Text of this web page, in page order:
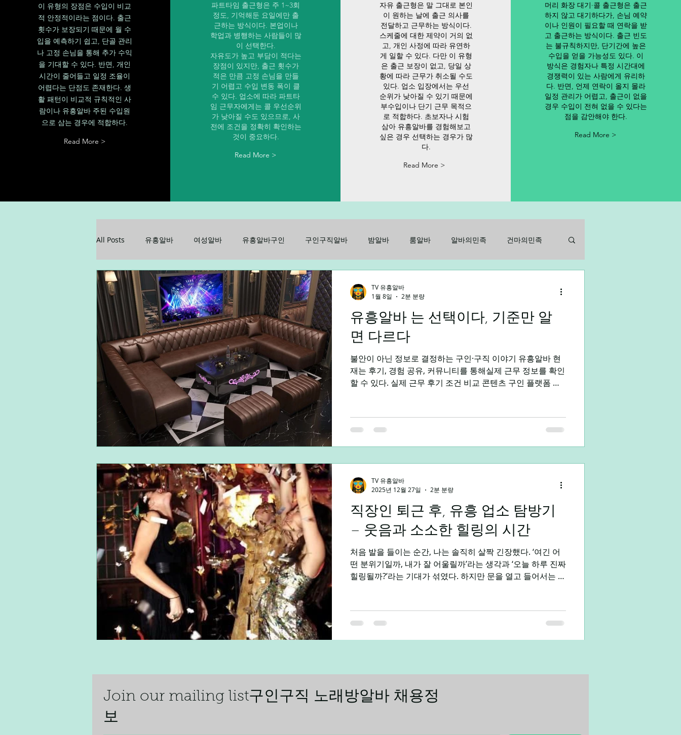
이 유형의 장점은 수입이 비교
적 안정적이라는 점이다. 출근
횟수가 보장되기 때문에 월 수
입을 예측하기 쉽고, 단골 관리
나 고정 손님을 통해 추가 수익
을 기대할 수 있다. 반면, 개인
시간이 줄어들고 일정 조율이
어렵다는 단점도 존재한다. 생
활 패턴이 비교적 규칙적인 사
람이나 유흥알바 주된 수입원
으로 삼는 경우에 적합하다.
Read More >
파트타임 출근형은 주 1~3회
정도, 기억해둔 요일에만 출
근하는 방식이다. 본업이나
학업과 병행하는 사람들이 많
이 선택한다.
자유도가 높고 부담이 적다는
장점이 있지만, 출근 횟수가
적은 만큼 고정 손님을 만들
기 어렵고 수입 변동 폭이 클
수 있다. 업소에 따라 파트타
임 근무자에게는 콜 우선순위
가 낮아질 수도 있으므로, 사
전에 조건을 정확히 확인하는
것이 중요하다.
Read More >
자유 출근형은 말 그대로 본인
이 원하는 날에 출근 의사를
전달하고 근무하는 방식이다.
스케줄에 대한 제약이 거의 없
고, 개인 사정에 따라 유연하
게 일할 수 있다. 다만 이 유형
은 출근 보장이 없고, 당일 상
황에 따라 근무가 취소될 수도
있다. 업소 입장에서는 우선
순위가 낮아질 수 있기 때문에
부수입이나 단기 근무 목적으
로 적합하다. 초보자나 시험
삼아 유흥알바를 경험해보고
싶은 경우 선택하는 경우가 많
다.
Read More >
머리 화장 대기·콜 출근형은 출근
하지 않고 대기하다가, 손님 예약
이나 인원이 필요할 때 연락을 받
고 출근하는 방식이다. 출근 빈도
는 불규칙하지만, 단기간에 높은
수입을 얻을 가능성도 있다. 이
방식은 경험자나 특정 시간대에
경쟁력이 있는 사람에게 유리하
다. 반면, 언제 연락이 올지 몰라
일정 관리가 어렵고, 출근이 없을
경우 수입이 전혀 없을 수 있다는
점을 감안해야 한다.
Read More >
All Posts 유흥알바 여성알바 유흥알바구인 구인구직알바 밤알바 룸알바 알바의민족 건마의민족
꿀알바 업소알바 업소구인 노래방알바 주점알바
단기알바 장기알바 주말알바 야간알바 주간알바 평일알바 학생알바 대학생알바 직장인부업
재택알바 알바플랫폼 제주알바 광주알바
유흥알바 는 선택이다, 기준만 알
면 다르다
불안이 아닌 정보로 결정하는 구인·구직 이야기 유흥알바 현
재는 후기, 경험 공유, 커뮤니티를 통해실제 근무 정보를 확인
할 수 있다. 실제 근무 후기 조건 비교 콘텐츠 구인 플랫폼 활
인 환경이 변화하면서 유흥알바는 더 이상 충동적인 선택이
아닌, 기준을 알고 결정하는 하나의 노동 선택지 로 인식되고
효율 지명·재방문에 따른 안정성 이 구조를 이해하면 단기 수
익이 아닌 현실적인 수입 설계 가 가능해진다. 모든 유흥알바
가 같은 형태는 아니다 유흥알바는 하나의 업종이 아니라여
러 형태의 근무 방식이 존재한다. 매장 중심 근무 관리·서비스
중심 형태 단기·장기
TV 유흥알바
1월 8일
2분 분량
직장인 퇴근 후, 유흥 업소 탐방기
– 웃음과 소소한 힐링의 시간
처음 발을 들이는 순간, 나는 솔직히 살짝 긴장했다. ‘여긴 어
떤 분위기일까, 내가 잘 어울릴까’라는 생각과 ‘오늘 하루 진짜
힐링될까?’라는 기대가 섞였다. 하지만 문을 열고 들어서는 순
카운터에서 맞아주는 직원들의 친절한 인사에, 나는 속으로
‘아, 오늘 하루는 망치지 않겠구나’라는 생각을 했다. 이어서
없는 이메일 폭탄 속에서 하루를 마쳤다. 사무실 문을 나서면
있을까?’ 평소라면 집에 돌아가 침대와 전쟁을 벌이며 잠들겠
TV 유흥알바
2025년 12월 27일
2분 분량
Join our mailing list구인구직 노래방알바 채용정
보